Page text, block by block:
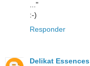
..."
:-)
Responder
Delikat Essences